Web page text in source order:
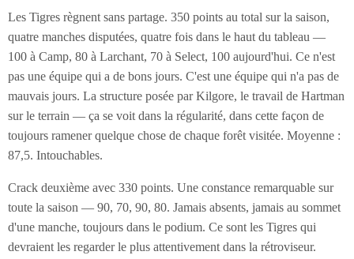
Les Tigres règnent sans partage. 350 points au total sur la saison,
quatre manches disputées, quatre fois dans le haut du tableau —
100 à Camp, 80 à Larchant, 70 à Select, 100 aujourd'hui. Ce n'est
pas une équipe qui a de bons jours. C'est une équipe qui n'a pas de
mauvais jours. La structure posée par Kilgore, le travail de Hartman
sur le terrain — ça se voit dans la régularité, dans cette façon de
toujours ramener quelque chose de chaque forêt visitée. Moyenne :
87,5. Intouchables.
Crack deuxième avec 330 points. Une constance remarquable sur
toute la saison — 90, 70, 90, 80. Jamais absents, jamais au sommet
d'une manche, toujours dans le podium. Ce sont les Tigres qui
devraient les regarder le plus attentivement dans la rétroviseur.